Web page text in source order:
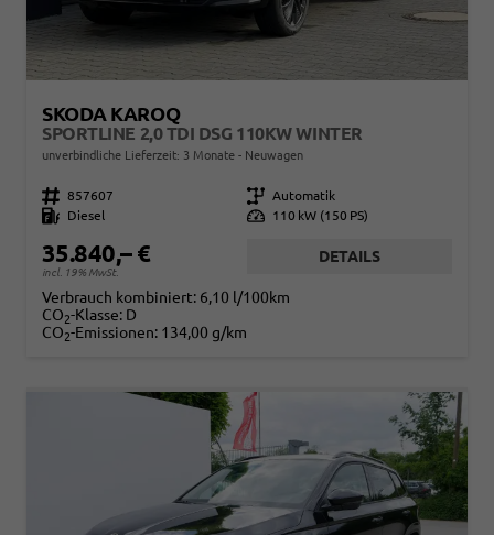
SKODA KAROQ
SPORTLINE 2,0 TDI DSG 110KW WINTER
unverbindliche Lieferzeit: 3 Monate Neuwagen
Fahrzeugnr. 857607 Getriebe Automatik
Kraftstoff
Diesel Leistung 110 kW (150 PS)
35.840,– €
incl. 19% MwSt.
DETAILS
Verbrauch kombiniert: 6,10 l/100km
CO2-Klasse: D
CO2-Emissionen: 134,00 g/km